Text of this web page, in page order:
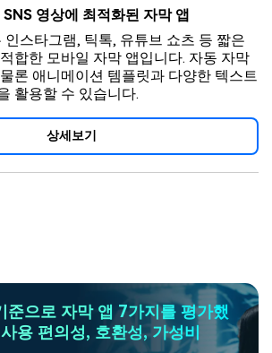
영상에 최적화된 자막 앱
스타그램, 틱톡, 유튜브 쇼츠 등 짧은
합한 모바일 자막 앱입니다. 자동 자막
론 애니메이션 템플릿과 다양한 텍스트
활용할 수 있습니다.
상세보기
준으로 자막 앱 7가지를 평가했
사용 편의성, 호환성,가성비